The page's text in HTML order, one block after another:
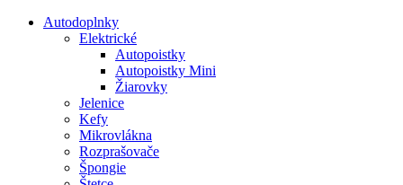
Autodoplnky
Elektrické
Autopoistky
Autopoistky Mini
Žiarovky
Jelenice
Kefy
Mikrovlákna
Rozprašovače
Špongie